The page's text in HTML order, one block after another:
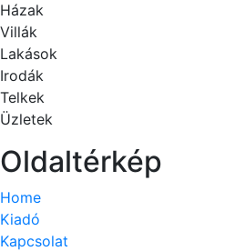
Házak
Villák
Lakások
Irodák
Telkek
Üzletek
Oldaltérkép
Home
Kiadó
Kapcsolat